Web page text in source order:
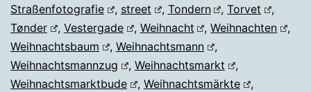
Straßenfotografie
, street , Tondern ,Torvet
,
Tønder
, Vestergade , Weihnacht ,Weihnachten
,
Weihnachtsbaum
, Weihnachtsmann
,
Weihnachtsmannzug
, Weihnachtsmarkt
,
Weihnachtsmarktbude
, Weihnachtsmärkte
,